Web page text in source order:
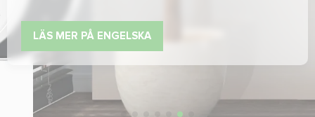
LÄS MER PÅ ENGELSKA